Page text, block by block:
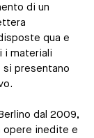
di un
qua e
i materiali
presentano
dal 2009,
opere inedite e